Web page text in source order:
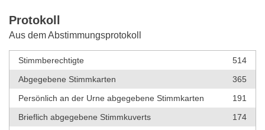
Protokoll
Aus dem Abstimmungsprotokoll
Stimmberechtigte
514
Abgegebene Stimmkarten
365
Persönlich an der Urne abgegebene Stimmkarten
191
Brieflich abgegebene Stimmkuverts
174